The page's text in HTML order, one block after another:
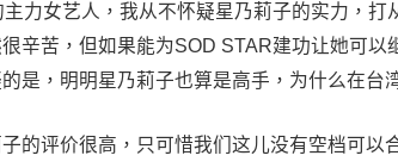
力女艺人，我从不怀疑星乃莉子的实力，
辛苦，但如果能为SOD STAR建功让她可
是，明明星乃莉子也算是高手，为什么在台
的评价很高，只可惜我们这儿没有空档可以